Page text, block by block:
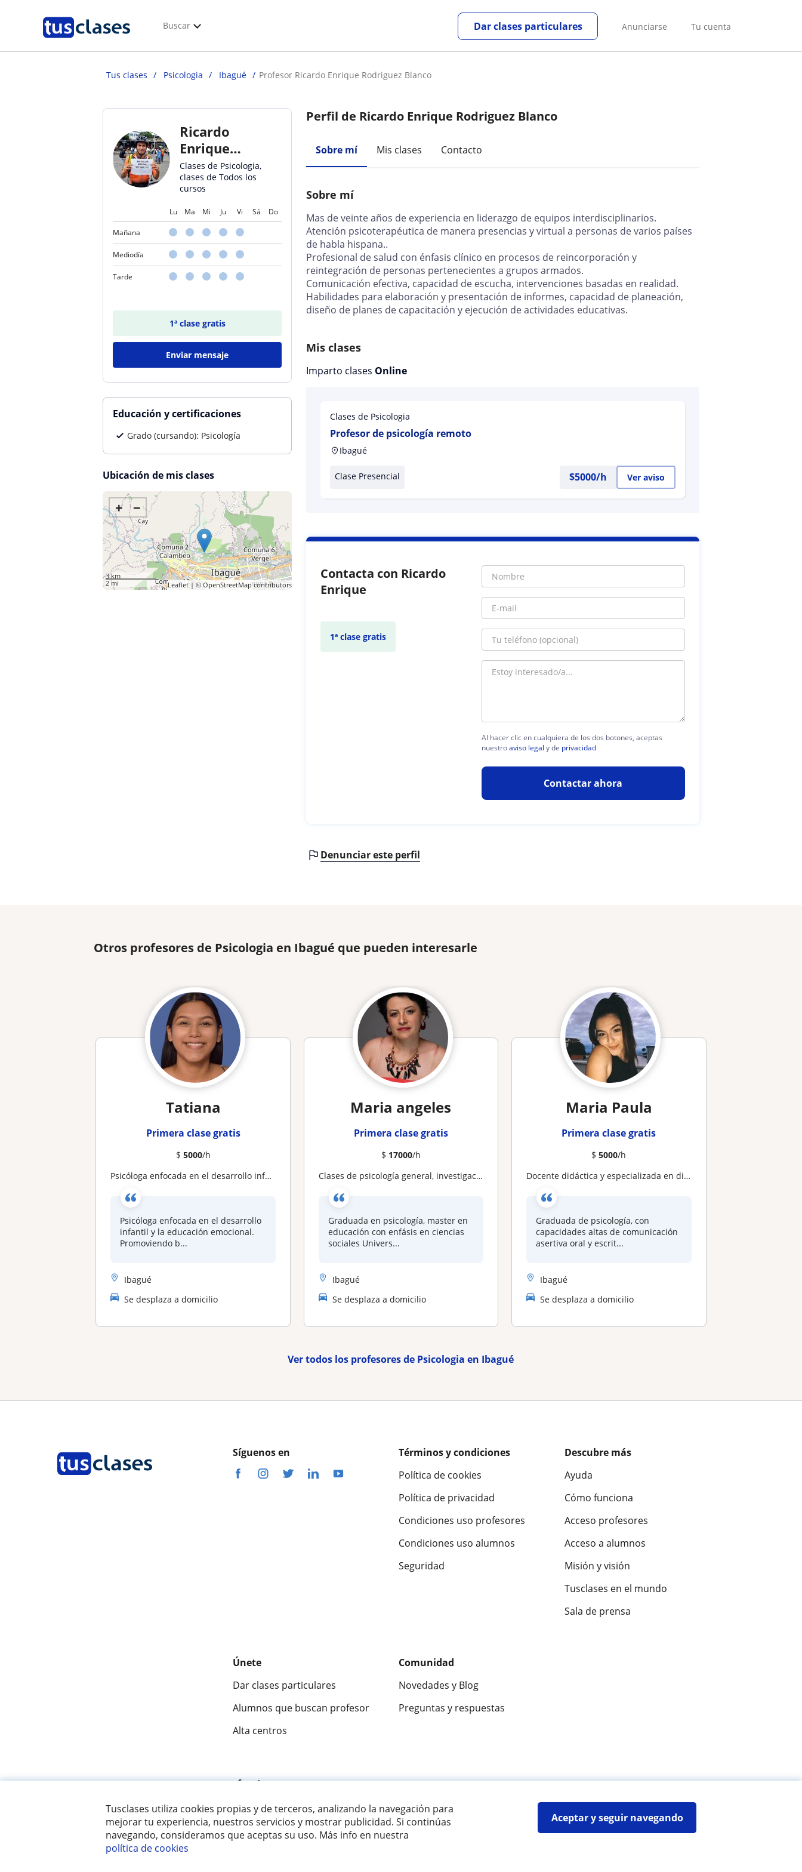
Tusclases utiliza cookies propias y de terceros, analizando la navegación para
mejorar tu experiencia, nuestros servicios y mostrar publicidad. Si continúas
navegando, consideramos que aceptas su uso. Más info en nuestra
política de cookies
Aceptar y seguir navegando
Buscar Anunciarse Tu cuenta
Dar clases particulares
Tus clases Psicologia Ibagué Profesor Ricardo Enrique Rodriguez Blanco
Ricardo
Enrique
Rodriguez
Blanco
Clases de Psicologia,
clases de Todos los
cursos
Lu Ma Mi Ju Vi Sá Do
Mañana
Mediodía
Tarde
1ª clase gratis
Enviar mensaje
Educación y certificaciones
Grado (cursando): Psicología
Ubicación de mis clases
+ −
3 km
2 mi
Leaflet| ©OpenStreetMapcontributors
Perfil de Ricardo Enrique Rodriguez Blanco
Sobre mí Mis clases Contacto
Sobre mí
Mas de veinte años de experiencia en liderazgo de equipos interdisciplinarios.
Atención psicoterapéutica de manera presencias y virtual a personas de varios países
de habla hispana..
Profesional de salud con énfasis clínico en procesos de reincorporación y
reintegración de personas pertenecientes a grupos armados.
Comunicación efectiva, capacidad de escucha, intervenciones basadas en realidad.
Habilidades para elaboración y presentación de informes, capacidad de planeación,
diseño de planes de capacitación y ejecución de actividades educativas.
Mis clases
Imparto clases Online
Clases de Psicologia
Profesor de psicología remoto
Ibagué
Clase Presencial $5000/h Ver aviso
Contacta con Ricardo
Enrique
1ª clase gratis
Al hacer clic en cualquiera de los dos botones, aceptas
nuestroaviso legal y de privacidad
Contactar ahora
Denunciar este perfil
Otros profesores de Psicologia en Ibagué que pueden interesarle
Tatiana
Primera clase gratis
$ 5000/h
Psicóloga enfocada en el desarrollo infantil y la educación emocional. Promoviendo bienestar y aprendizaje saludable
Psicóloga enfocada en el desarrollo
infantil y la educación emocional.
Promoviendo b...
Ibagué
Se desplaza a domicilio
Maria angeles
Primera clase gratis
$ 17000/h
Clases de psicología general, investigación cualitativa y trabajo de grado
Graduada en psicología, master en
educación con enfásis en ciencias
sociales Univers...
Ibagué
Se desplaza a domicilio
Maria Paula
Primera clase gratis
$5000/h
Docente didáctica y especializada en diferentes temáticas relacionadas a la psicología
Graduada de psicología, con
capacidades altas de comunicación
asertiva oral y escrit...
Ibagué
Se desplaza a domicilio
Ver todos los profesores de Psicologia en Ibagué
Síguenos en
Términos y condiciones
Política de cookies
Política de privacidad
Condiciones uso profesores
Condiciones uso alumnos
Seguridad
Descubre más
Ayuda
Cómo funciona
Acceso profesores
Acceso a alumnos
Misión y visión
Tusclases en el mundo
Sala de prensa
Únete
Dar clases particulares
Alumnos que buscan profesor
Alta centros
Comunidad
Novedades y Blog
Preguntas y respuestas
Fantástica 9,5/10 ★★★★★
© 2007 - 2026 Tusclases.co Mapa web:Profesores particulares